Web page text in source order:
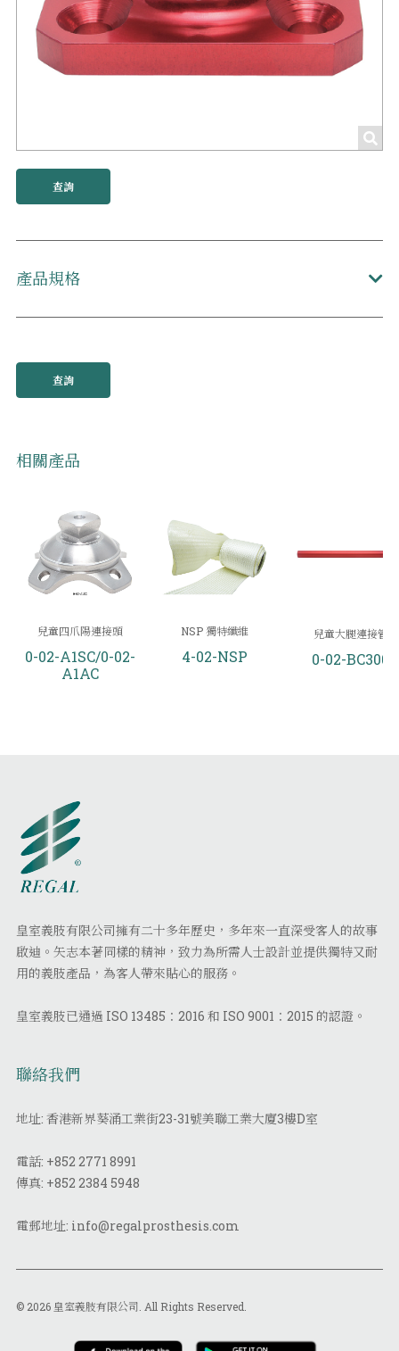
查詢
產品規格
查詢
相關產品
兒童四爪陽連接頭
0-02-A1SC/0-02-
A1AC
NSP 獨特纖維
4-02-NSP
兒童大腿連接管
0-02-BC300
皇室義肢有限公司擁有二十多年歷史，多年來一直深受客人的故事
啟迪。矢志本著同樣的精神，致力為所需人士設計並提供獨特又耐
用的義肢產品，為客人帶來貼心的服務。
皇室義肢已通過 ISO 13485：2016 和 ISO 9001：2015 的認證。
聯絡我們
地址: 香港新界葵涌工業街23-31號美聯工業大廈3樓D室
電話: +852 2771 8991
傳真: +852 2384 5948
電郵地址: info@regalprosthesis.com
© 2026 皇室義肢有限公司. All Rights Reserved.